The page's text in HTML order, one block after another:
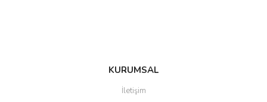
Gönder
KURUMSAL
İletişim